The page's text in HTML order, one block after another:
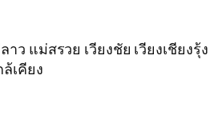
แม่สรวย เวียงชัย เวียงเชียงรุ้ง
เคียง